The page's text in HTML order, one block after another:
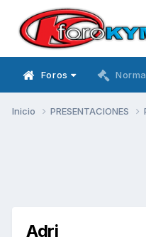
Foros
Inicio PRESENTACIONES
Adri